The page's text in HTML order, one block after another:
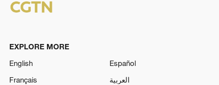
EXPLORE MORE
English
Español
Français
العربية